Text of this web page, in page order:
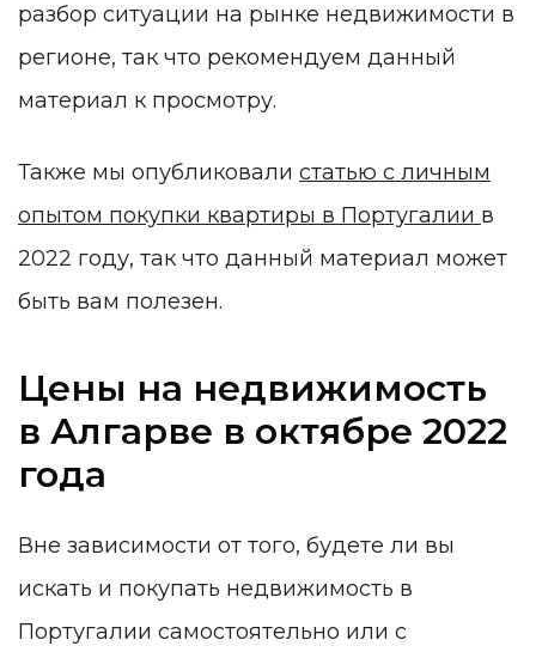
разбор ситуации на рынке недвижимости в
регионе, так что рекомендуем данный
материал к просмотру.
Также мы опубликовали статью с личным
опытом покупки квартиры в Португалии в
2022 году, так что данный материал может
быть вам полезен.
Цены на недвижимость
в Алгарве в октябре 2022
года
Вне зависимости от того, будете ли вы
искать и покупать недвижимость в
Португалии самостоятельно или с